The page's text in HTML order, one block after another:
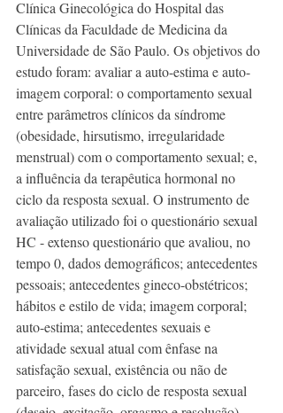
Clínica Ginecológica do Hospital das
Clínicas da Faculdade de Medicina da
Universidade de São Paulo. Os objetivos do
estudo foram: avaliar a auto-estima e auto-
imagem corporal: o comportamento sexual
entre parâmetros clínicos da síndrome
(obesidade, hirsutismo, irregularidade
menstrual) com o comportamento sexual; e,
a influência da terapêutica hormonal no
ciclo da resposta sexual. O instrumento de
avaliação utilizado foi o questionário sexual
HC - extenso questionário que avaliou, no
tempo 0, dados demográficos; antecedentes
pessoais; antecedentes gineco-obstétricos;
hábitos e estilo de vida; imagem corporal;
auto-estima; antecedentes sexuais e
atividade sexual atual com ênfase na
satisfação sexual, existência ou não de
parceiro, fases do ciclo de resposta sexual